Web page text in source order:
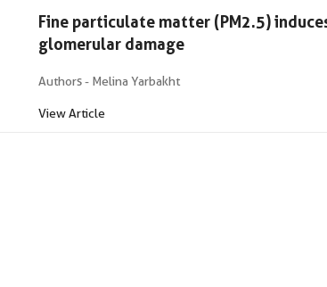
Fine particulate matter (PM2.5)
glomerular damage
Authors - Melina Yarbakht
View Article